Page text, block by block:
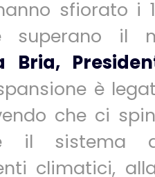
sfiorato i
superano il
Bria,
è
che ci
il sistema
climatici,